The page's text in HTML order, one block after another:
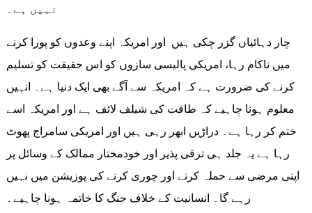
چار دہائیاں گزر چکی ہیں اور امریکہ اپنے وعدوں کو پورا کرنے
میں ناکام رہا، امریکی پالیسی سازوں کو اس حقیقت کو تسلیم
کرنے کی ضرورت ہے کہ امریکہ سے آگے بھی ایک دنیا ہے۔ انہیں
معلوم ہونا چاہیے کہ طاقت کی شیلف لائف ہے اور امریکہ اسے
ختم کر رہا ہے۔ دراڑیں ابھر رہی ہیں اور امریکی سامراج پھوٹ
رہا ہے یہ جلد ہی ترقی پذیر اور خودمختار ممالک کے وسائل پر
اپنی مرضی سے حملہ کرنے اور چوری کرنے کی پوزیشن میں نہیں
رہے گا۔ انسانیت کے خلاف جنگ کا خاتمہ ہونا چاہیے۔